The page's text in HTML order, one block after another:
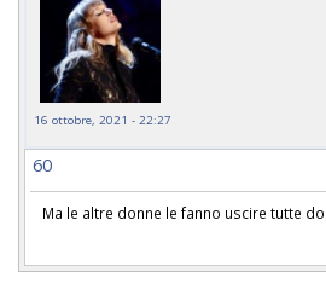
16 ottobre, 2021 - 22:27
60
Ma le altre donne le fanno uscire tutte